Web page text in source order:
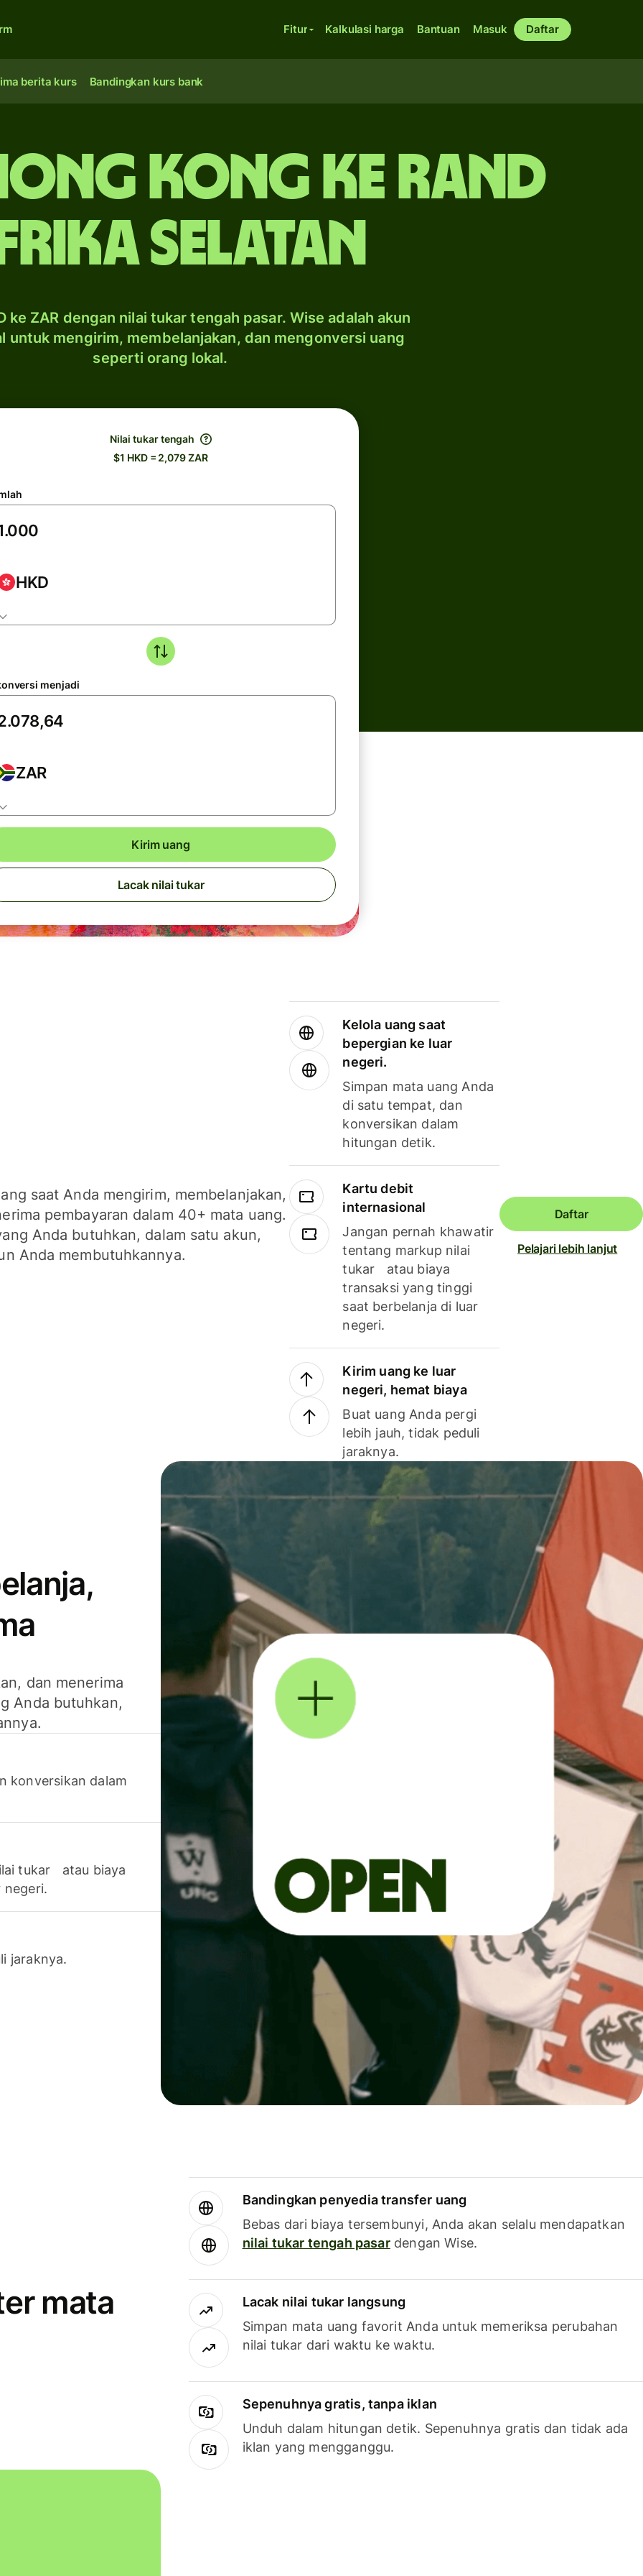
Fitur Kalkulasi harga Bantuan Masuk Daftar
berita kurs Bandingkan kurs bank
Kong ke rand
Selatan
ke ZAR dengan nilai tukar tengah pasar. Wise adalah akun
untuk mengirim, membelanjakan, dan mengonversi uang
seperti orang lokal.
Nilai tukar tengah
$1 HKD = 2,079 ZAR
HKD
menjadi
ZAR
Kirim uang
Lacak nilai tukar
saat Anda mengirim, membelanjakan,
pembayaran dalam 40+ mata uang.
Anda butuhkan, dalam satu akun,
Anda membutuhkannya.
Kelola uang saat
bepergian ke luar
negeri.
Simpan mata uang Anda
di satu tempat, dan
konversikan dalam
hitungan detik.
Kartu debit
internasional
Jangan pernah khawatir
tentang markup nilai
tukar atau biaya
transaksi yang tinggi
saat berbelanja di luar
negeri.
Kirim uang ke luar
negeri, hemat biaya
Buat uang Anda pergi
lebih jauh, tidak peduli
jaraknya.
Daftar
Pelajari lebih lanjut
dan menerima
Anda butuhkan,
konversikan dalam
tukar atau biaya
negeri.
jaraknya.
mata
Bandingkan penyedia transfer uang
Bebas dari biaya tersembunyi, Anda akan selalu mendapatkan
nilai tukar tengah pasardengan Wise.
Lacak nilai tukar langsung
Simpan mata uang favorit Anda untuk memeriksa perubahan
nilai tukar dari waktu ke waktu.
Sepenuhnya gratis, tanpa iklan
Unduh dalam hitungan detik. Sepenuhnya gratis dan tidak ada
iklan yang mengganggu.